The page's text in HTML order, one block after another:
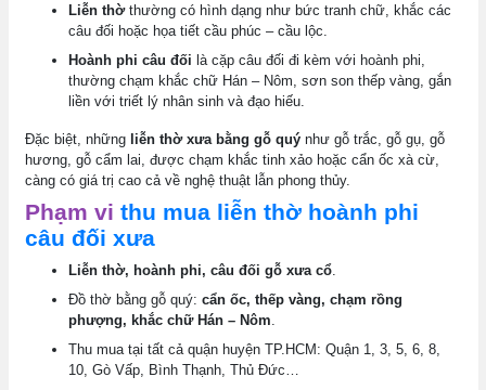
Liễn thờthường có hình dạng như bức tranh chữ, khắc các
câu đối hoặc họa tiết cầu phúc – cầu lộc.
Hoành phi câu đối là cặp câu đối đi kèm với hoành phi,
thường chạm khắc chữ Hán – Nôm, sơn son thếp vàng, gắn
liền với triết lý nhân sinh và đạo hiếu.
Đặc biệt, những liễn thờ xưa bằng gỗ quý như gỗ trắc, gỗ gụ, gỗ
hương, gỗ cẩm lai, được chạm khắc tinh xảo hoặc cẩn ốc xà cừ,
càng có giá trị cao cả về nghệ thuật lẫn phong thủy.
Phạm vi thu mua liễn thờ hoành phi
câu đối xưa
Liễn thờ, hoành phi, câu đối gỗ xưa cổ.
Đồ thờ bằng gỗ quý: cẩn ốc, thếp vàng, chạm rồng
phượng, khắc chữ Hán – Nôm.
Thu mua tại tất cả quận huyện TP.HCM: Quận 1, 3, 5, 6, 8,
10, Gò Vấp, Bình Thạnh, Thủ Đức…